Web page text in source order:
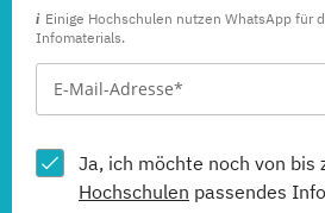
Business Administration (DE/EN)
(Fernstudium)
Cloud Computing
Einige Hochschulen nutzen WhatsApp für
Infomaterials.
Ja, ich möchte noch von bis
Hochschulen passendes